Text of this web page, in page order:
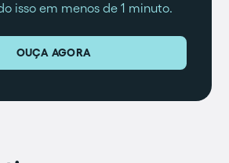
isso em menos de 1 minuto.
OUÇA AGORA